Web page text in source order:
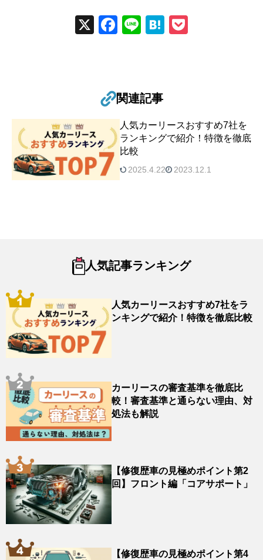
X
Fac
Line
Hat
関連記事
人気カーリースおすすめ7社を
ランキングで紹介！特徴を徹底
比較
2025.4.22 2023.12.1
人気記事ランキング
人気カーリースおすすめ7社をラ
ンキングで紹介！特徴を徹底比較
カーリースの審査基準を徹底比
較！審査基準と通らない理由、対
処法も解説
【修復歴車の見極めポイント第2
回】フロント編「コアサポート」
【修復歴車の見極めポイント第4